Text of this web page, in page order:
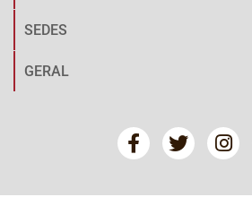
SEDES
GERAL